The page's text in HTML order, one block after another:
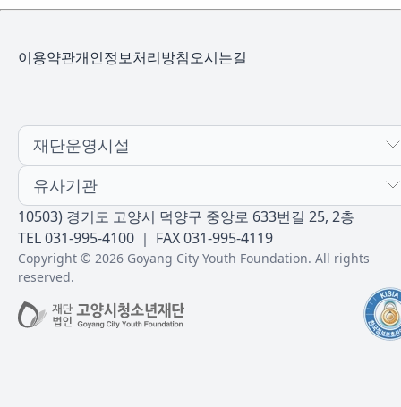
10503) 경기도 고양시 덕양구 중앙로 633번길 25, 2층
TEL 031-995-4100 ｜ FAX 031-995-4119
Copyright © 2026 Goyang City Youth Foundation. All rights
reserved.
이용약관개인정보처리방침오시는길
재단운영시설
유사기관